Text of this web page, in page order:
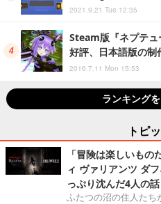
2021.9.21 Tue 12:35
Steam版『ネプテュ
好評、日本語版の制
2016.7.11 Mon 15:53
ランキング
トピ
「冒険は楽しいも
ィ ヴァリアンツ ダ
っぷり沈んだ4人の話
ふたつの沼の住人たち